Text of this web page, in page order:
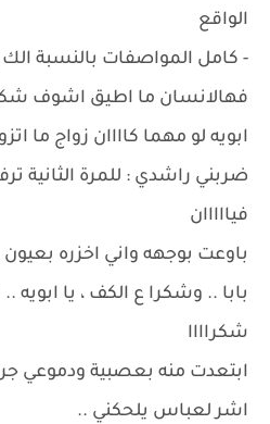
الواقع
- كامل المواصفات بالنسبة
فهالانسان ما اطيق اشوف
ابويه لو مهما كاااان زواج ما
ضربني راشدي : للمرة الثانية
فيااااان
باوعت بوجهه واني اخزره
بابا .. وشكرا ع الكف ، يا ابويه
شكراااا
ابتعدت منه بعصبية ودموعي
اشر لعباس يلحكني ..